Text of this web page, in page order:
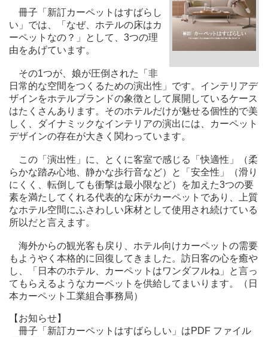
冊子「新訂カーペットはすばらし
い」では、「なぜ、ホテルの床はカ
ーペットなの？」として、3つの理
由をあげています。
その1つが、娘が圧倒された「非
日常的な空間をつくるための演出性」です。インテリアデ
ザインをホテルブランドの象徴として展開しているケース
はたくさんあります。そのホテルだけが魅せる個性的で美
しく、ダイナミックなインテリアの演出には、カーペット
デザインの存在が大きく関わっています。
この「演出性」に、とくに客室で感じる「快適性」（柔
らかな踏み心地、静かな歩行音など）と「安全性」（滑り
にくく、転倒しても衝撃は最小限など）を加えた3つの要
素を満たしてくれる代表的な床がカーペットであり、上質
なホテル空間にふさわしい床材として使用され続けている
所以だと言えます。
海外からの観光客も戻り、ホテル向けカーペットの需要
もようやく本格的に回復してきました。訪日客の心を癒や
し、「日本のホテル、カーペットはワンダフルね」と言っ
てもらえるようなカーペットを供給してまいります。（日
本カーペット工業組合事務局）
【お知らせ】
冊子「新訂カーペットはすばらしい」はPDF ファイル